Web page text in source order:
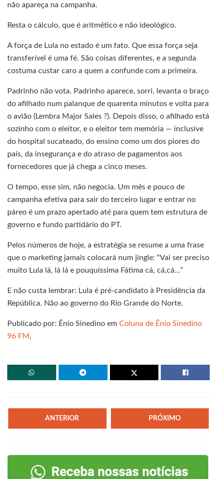
não apareça na campanha.
Resta o cálculo, que é aritmético e não ideológico.
A força de Lula no estado é um fato. Que essa força seja
transferível é uma fé. São coisas diferentes, e a segunda
costuma custar caro a quem a confunde com a primeira.
Padrinho não vota. Padrinho aparece, sorri, levanta o braço
do afilhado num palanque de quarenta minutos e volta para
o avião (Lembra Major Sales ?). Depois disso, o afilhado está
sozinho com o eleitor, e o eleitor tem memória — inclusive
do hospital sucateado, do ensino como um dos piores do
país, da insegurança e do atraso de pagamentos aos
fornecedores que já chega a cinco meses.
O tempo, esse sim, não negocia. Um mês e pouco de
campanha efetiva para sair do terceiro lugar e entrar no
páreo é um prazo apertado até para quem tem estrutura de
governo e fundo partidário do PT.
Pelos números de hoje, a estratégia se resume a uma frase
que o marketing jamais colocará num jingle: “Vai ser preciso
muito Lula lá, lá lá e pouquíssima Fátima cá, cá,cá…”
E não custa lembrar: Lula é pré-candidato à Presidência da
República. Não ao governo do Rio Grande do Norte.
Publicado por: Ênio Sinedino em Coluna de Ênio Sinedino
96 FM .
ANTERIOR PRÓXIMO